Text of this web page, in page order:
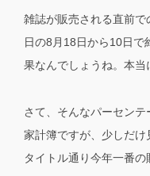
雑誌が販売される直前
日の8月18日から10日で
果なんでしょうね。本当
さて、そんなパーセン
家計簿ですが、少しだけ
タイトル通り今年一番の